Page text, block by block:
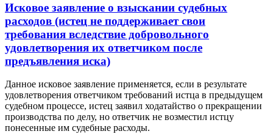
Исковое заявление о взыскании судебных
расходов (истец не поддерживает свои
требования вследствие добровольного
удовлетворения их ответчиком после
предъявления иска)
Данное исковое заявление применяется, если в результате
удовлетворения ответчиком требований истца в предыдущем
судебном процессе, истец заявил ходатайство о прекращении
производства по делу, но ответчик не возместил истцу
понесенные им судебные расходы.